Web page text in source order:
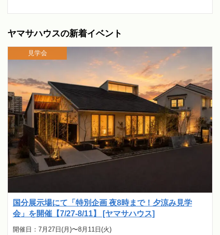
ヤマサハウスの新着イベント
国分展示場にて「特別企画 夜8時まで！夕涼み見学
会」を開催【7/27-8/11】 [ヤマサハウス]
開催日：7月27日(月)〜8月11日(火)
見学会